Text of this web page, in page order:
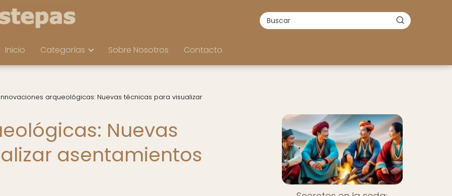
Inicio Categorías Sobre Nosotros Contacto
Innovaciones arqueológicas: Nuevas técnicas para visualizar
Nuevas
asentamientos